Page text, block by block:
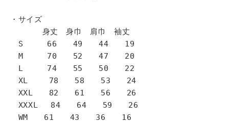
・サイズ
身丈 身巾 肩巾 袖丈
S 66 49 44 19
M 70 52 47 20
L 74 55 50 22
XL 78 58 53 24
XXL 82 61 56 26
XXXL 84 64 59 26
WM 61 43 36 16